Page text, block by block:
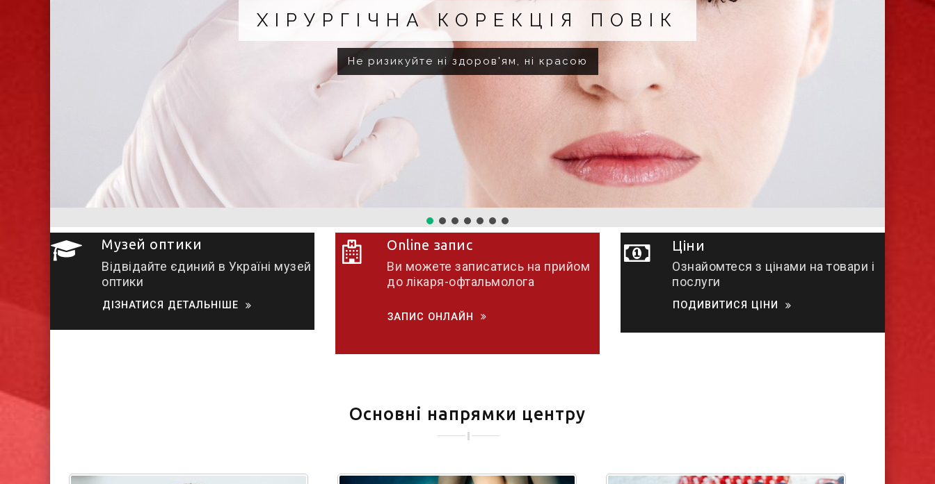
ХІРУРГІЧНЕ ЛІКУВАННЯ ГЛАУКОМИ
Місяць супроводу після операції
Музей оптики
Відвідайте єдиний в Україні музей
оптики
ДІЗНАТИСЯ ДЕТАЛЬНІШЕ
Online запис
Ви можете записатись на прийом
до лікаря-офтальмолога
ЗАПИС ОНЛАЙН
Ціни
Ознайомтеся з цінами на товари і
послуги
ПОДИВИТИСЯ ЦІНИ
Основні напрямки центру